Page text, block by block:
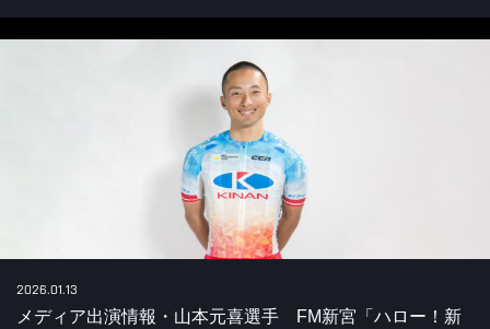
2026.01.13
メディア出演情報・山本元喜選手 FM新宮「ハロー！新